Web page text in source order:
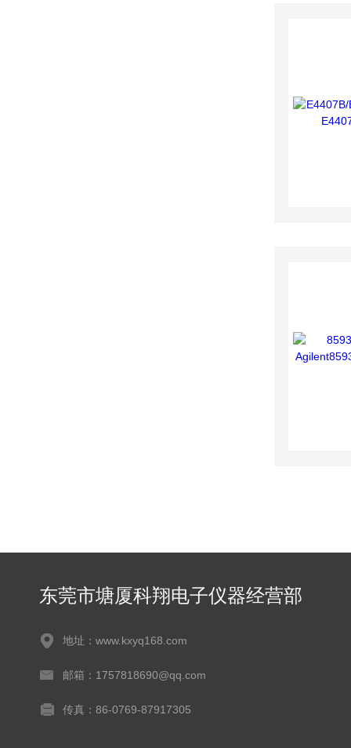
东莞市塘厦科翔电子仪器经营部
地址：www.kxyq168.com
邮箱：1757818690@qq.com
传真：86-0769-87917305